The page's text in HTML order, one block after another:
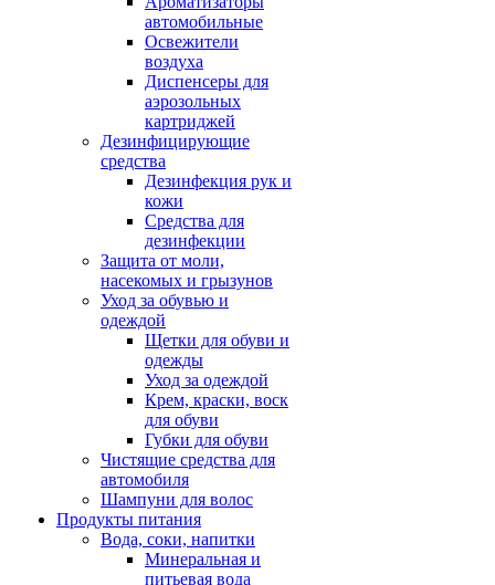
автомобильные
Освежители
воздуха
Диспенсеры для
аэрозольных
картриджей
Дезинфицирующие
средства
Дезинфекция рук и
кожи
Средства для
дезинфекции
Защита от моли,
насекомых и грызунов
Уход за обувью и
одеждой
Щетки для обуви и
одежды
Уход за одеждой
Крем, краски, воск
для обуви
Губки для обуви
Чистящие средства для
автомобиля
Шампуни для волос
Продукты питания
Вода, соки, напитки
Минеральная и
питьевая вода